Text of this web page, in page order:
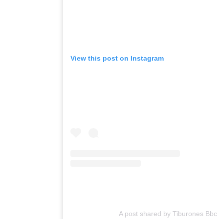
View this post on Instagram
A post shared by Tiburones